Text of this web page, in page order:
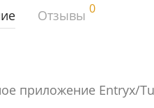
Отзывы 0
приложение Entryx/